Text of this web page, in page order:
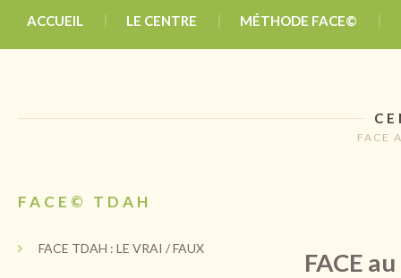
ACCUEIL LE CENTRE MÉTHODE FACE©
FACE
FACE© TDAH
FACE TDAH : LE VRAI / FAUX FACE